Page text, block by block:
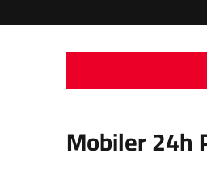
Mobiler 24h